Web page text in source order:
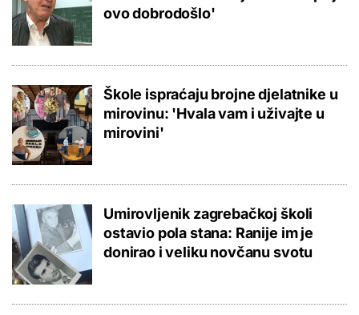
ovo dobrodošlo'
Škole ispraćaju brojne djelatnike u
mirovinu: 'Hvala vam i uživajte u
mirovini'
Umirovljenik zagrebačkoj školi
ostavio pola stana: Ranije im je
donirao i veliku novčanu svotu